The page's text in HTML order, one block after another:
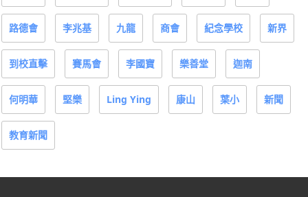
路德會 李兆基 九龍 商會 紀念學校 新界
到校直擊 賽馬會 李國寶 樂善堂 迦南
何明華 堅樂 Ling Ying 康山 葉小 新聞
教育新聞